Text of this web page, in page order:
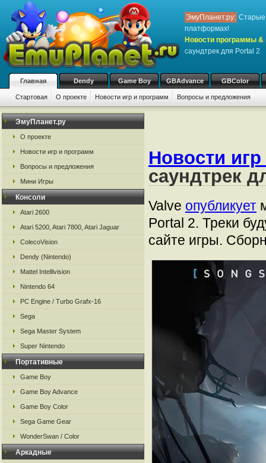
ЭмуПланет.ру: Старые
платформах!
Новости программы &
саундтрек для Portal 2
Главная Dendy Game Boy GBAdvance GBColor
Стартовая О проекте Новости игр и программ Вопросы и предложения
ЭмуПланет.ру
О проекте
Новости игр и программ
Вопросы и предложения
Мини Игры
Консоли
Atari 2600
Atari 5200, Atari 7800, Atari Jaguar
ColecoVision
Dendy (Nintendo)
Mattel Intellivision
Nintendo 64
PC Engine / Turbo Grafx-16
Sega
Sega Master System
Super Nintendo
Портативные
Game Boy
Game Boy Advance
Game Boy Color
Sega Game Gear
WonderSwan / Color
Аркадные
Новости
саундтрек
Valve опубликует
Portal 2. Треки
сайте игры.